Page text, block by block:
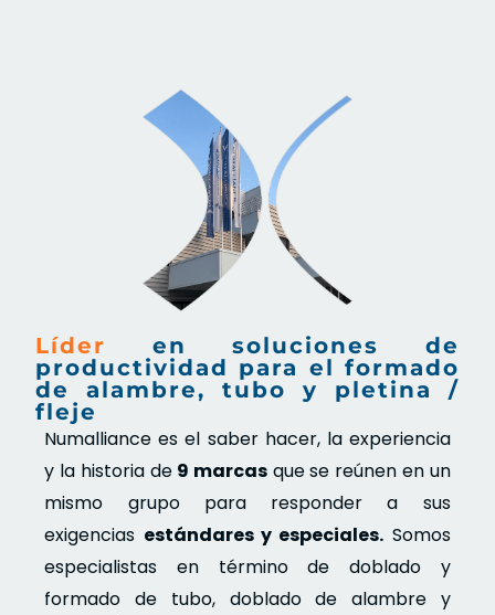
Líder en soluciones de
productividad para el formado
de alambre, tubo y pletina /
fleje
Numalliance es el saber hacer, la experiencia
y la historia de 9 marcas que se reúnen en un
mismo grupo para responder a sus
exigencias estándares y especiales. Somos
especialistas en término de doblado y
formado de tubo, doblado de alambre y